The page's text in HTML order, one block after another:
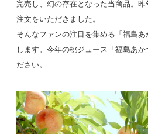
完売し、幻の存在となった当商品。
注文をいただきました。
そんなファンの注目を集める「福島
します。今年の桃ジュース「福島あか
ださい。